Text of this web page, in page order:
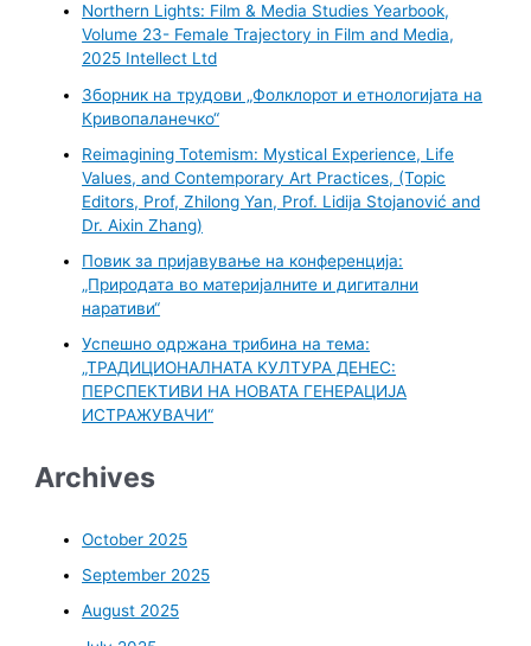
Northern Lights: Film & Media Studies Yearbook,
Volume 23- Female Trajectory in Film and Media,
2025 Intellect Ltd
Зборник на трудови „Фолклорот и етнологијата на
Кривопаланечко“
Reimagining Totemism: Mystical Experience, Life
Values, and Contemporary Art Practices, (Topic
Editors, Prof, Zhilong Yan, Prof. Lidija Stojanović and
Dr. Aixin Zhang)
Повик за пријавување на конференција:
„Природата во материјалните и дигитални
наративи“
Успешно одржана трибина на тема:
„ТРАДИЦИОНАЛНАТА КУЛТУРА ДЕНЕС:
ПЕРСПЕКТИВИ НА НОВАТА ГЕНЕРАЦИЈА
ИСТРАЖУВАЧИ“
Archives
October 2025
September 2025
August 2025